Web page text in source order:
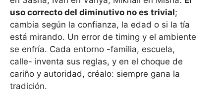
uso correcto del diminutivo no es trivial;
cambia según la confianza, la edad o si la tía
está mirando. Un error de timing y el ambiente
se enfría. Cada entorno -familia, escuela,
calle- inventa sus reglas, y en el choque de
cariño y autoridad, créalo: siempre gana la
tradición.